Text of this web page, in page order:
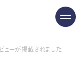
ーが掲載されました